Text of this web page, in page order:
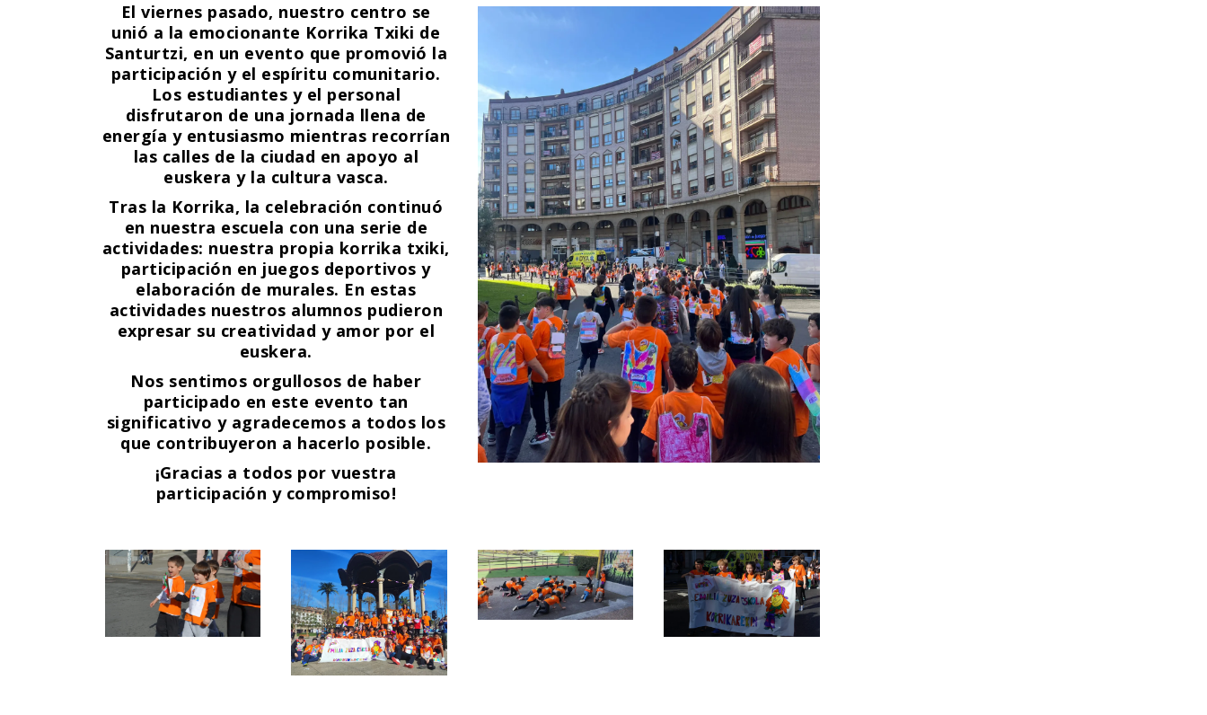
El viernes pasado, nuestro centro se
unió a la emocionante Korrika Txiki de
Santurtzi, en un evento que promovió la
participación y el espíritu comunitario.
Los estudiantes y el personal
disfrutaron de una jornada llena de
energía y entusiasmo mientras recorrían
las calles de la ciudad en apoyo al
euskera y la cultura vasca.
Tras la Korrika, la celebración continuó
en nuestra escuela con una serie de
actividades: nuestra propia korrika txiki,
participación en juegos deportivos y
elaboración de murales. En estas
actividades nuestros alumnos pudieron
expresar su creatividad y amor por el
euskera.
Nos sentimos orgullosos de haber
participado en este evento tan
significativo y agradecemos a todos los
que contribuyeron a hacerlo posible.
¡Gracias a todos por vuestra
participación y compromiso!